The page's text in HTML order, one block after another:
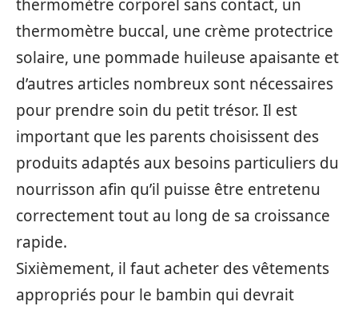
thermomètre corporel sans contact, un
thermomètre buccal, une crème protectrice
solaire, une pommade huileuse apaisante et
d’autres articles nombreux sont nécessaires
pour prendre soin du petit trésor. Il est
important que les parents choisissent des
produits adaptés aux besoins particuliers du
nourrisson afin qu’il puisse être entretenu
correctement tout au long de sa croissance
rapide.
Sixièmement, il faut acheter des vêtements
appropriés pour le bambin qui devrait